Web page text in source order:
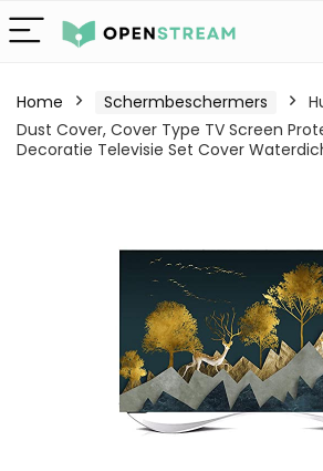
Home Schermbeschermers
Dust Cover, Cover Type TV Screen
Decoratie Televisie Set Cover